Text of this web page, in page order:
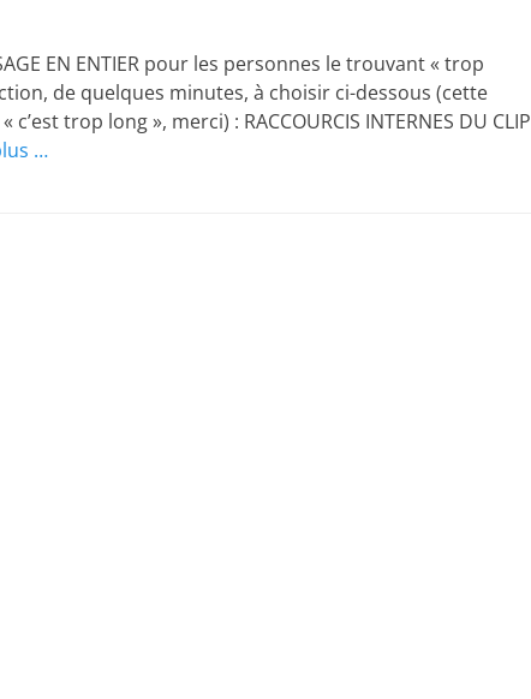
EN ENTIER pour les personnes le trouvant « trop
de quelques minutes, à choisir ci-dessous (cette
trop long », merci) : RACCOURCIS INTERNES DU CLIP
…